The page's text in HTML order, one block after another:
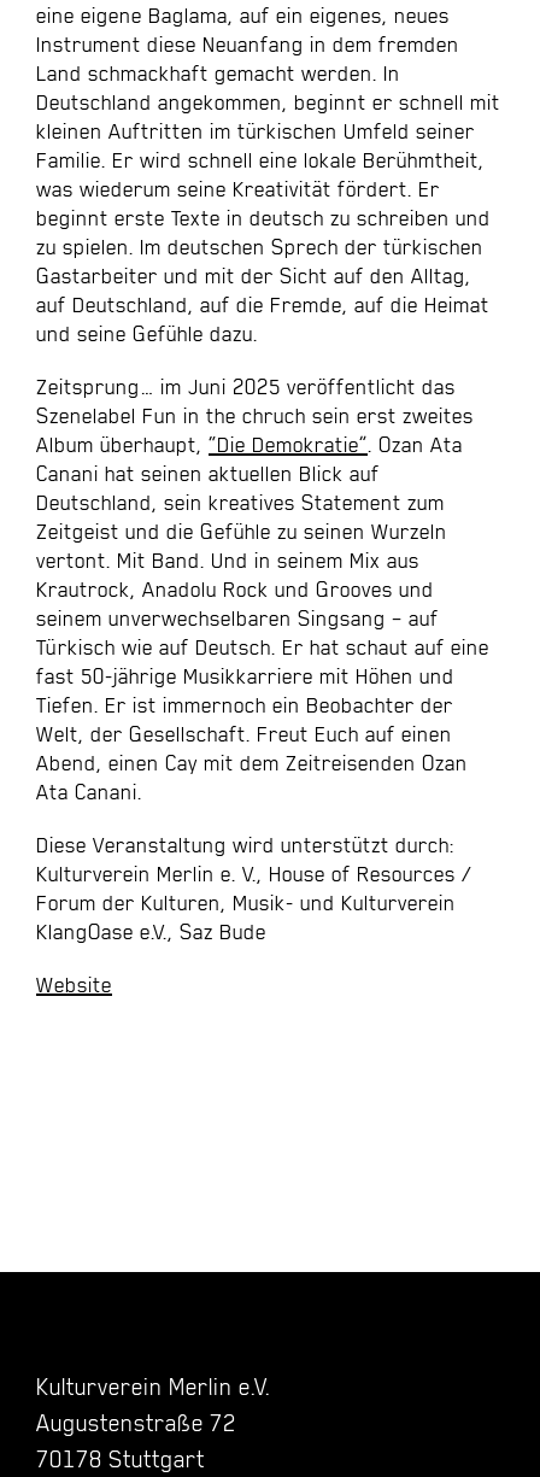
eine eigene Baglama, auf ein eigenes, neues
Instrument diese Neuanfang in dem fremden
Land schmackhaft gemacht werden. In
Deutschland angekommen, beginnt er schnell mit
kleinen Auftritten im türkischen Umfeld seiner
Familie. Er wird schnell eine lokale Berühmtheit,
was wiederum seine Kreativität fördert. Er
beginnt erste Texte in deutsch zu schreiben und
zu spielen. Im deutschen Sprech der türkischen
Gastarbeiter und mit der Sicht auf den Alltag,
auf Deutschland, auf die Fremde, auf die Heimat
und seine Gefühle dazu.
Zeitsprung… im Juni 2025 veröffentlicht das
Szenelabel Fun in the chruch sein erst zweites
Album überhaupt, “Die Demokratie” . Ozan Ata
Canani hat seinen aktuellen Blick auf
Deutschland, sein kreatives Statement zum
Zeitgeist und die Gefühle zu seinen Wurzeln
vertont. Mit Band. Und in seinem Mix aus
Krautrock, Anadolu Rock und Grooves und
seinem unverwechselbaren Singsang – auf
Türkisch wie auf Deutsch. Er hat schaut auf eine
fast 50-jährige Musikkarriere mit Höhen und
Tiefen. Er ist immernoch ein Beobachter der
Welt, der Gesellschaft. Freut Euch auf einen
Abend, einen Cay mit dem Zeitreisenden Ozan
Ata Canani.
Diese Veranstaltung wird unterstützt durch:
Kulturverein Merlin e. V., House of Resources /
Forum der Kulturen, Musik- und Kulturverein
KlangOase e.V., Saz Bude
Website
Kulturverein Merlin e.V.
Augustenstraße 72
70178 Stuttgart